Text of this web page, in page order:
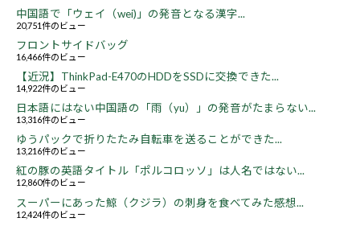
中国語で「ウェイ（wei)」の発音となる漢字...
20,751件のビュー
フロントサイドバッグ
16,466件のビュー
【近況】ThinkPad-E470のHDDをSSDに交換できた...
14,922件のビュー
日本語にはない中国語の「雨（yu）」の発音がたまらない...
13,316件のビュー
ゆうパックで折りたたみ自転車を送ることができた...
13,216件のビュー
紅の豚の英語タイトル「ポルコロッソ」は人名ではない...
12,860件のビュー
スーパーにあった鯨（クジラ）の刺身を食べてみた感想...
12,424件のビュー